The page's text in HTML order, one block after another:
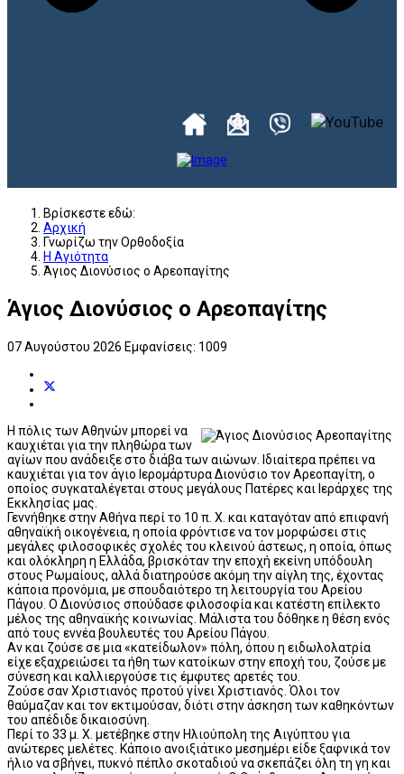
Βρίσκεστε εδώ:
Αρχική
Γνωρίζω την Ορθοδοξία
Η Αγιότητα
Άγιος Διονύσιος ο Αρεοπαγίτης
Άγιος Διονύσιος ο Αρεοπαγίτης
07 Αυγούστου 2026 Εμφανίσεις: 1009
Η πόλις των Αθηνών μπορεί να
καυχιέται για την πληθώρα των
αγίων που ανάδειξε στο διάβα των αιώνων. Ιδιαίτερα πρέπει να
καυχιέται για τον άγιο Ιερομάρτυρα Διονύσιο τον Αρεοπαγίτη, ο
οποίος συγκαταλέγεται στους μεγάλους Πατέρες και Ιεράρχες της
Εκκλησίας μας.
Γεννήθηκε στην Αθήνα περί το 10 π. Χ. και καταγόταν από επιφανή
αθηναϊκή οικογένεια, η οποία φρόντισε να τον μορφώσει στις
μεγάλες φιλοσοφικές σχολές του κλεινού άστεως, η οποία, όπως
και ολόκληρη η Ελλάδα, βρισκόταν την εποχή εκείνη υπόδουλη
στους Ρωμαίους, αλλά διατηρούσε ακόμη την αίγλη της, έχοντας
κάποια προνόμια, με σπουδαιότερο τη λειτουργία του Αρείου
Πάγου. Ο Διονύσιος σπούδασε φιλοσοφία και κατέστη επίλεκτο
μέλος της αθηναϊκής κοινωνίας. Μάλιστα του δόθηκε η θέση ενός
από τους εννέα βουλευτές του Αρείου Πάγου.
Αν και ζούσε σε μια «κατείδωλον» πόλη, όπου η ειδωλολατρία
είχε εξαχρειώσει τα ήθη των κατοίκων στην εποχή του, ζούσε με
σύνεση και καλλιεργούσε τις έμφυτες αρετές του.
Ζούσε σαν Χριστιανός προτού γίνει Χριστιανός. Όλοι τον
θαύμαζαν και τον εκτιμούσαν, διότι στην άσκηση των καθηκόντων
του απέδιδε δικαιοσύνη.
Περί το 33 μ. Χ. μετέβηκε στην Ηλιούπολη της Αιγύπτου για
ανώτερες μελέτες. Κάποιο ανοιξιάτικο μεσημέρι είδε ξαφνικά τον
ήλιο να σβήνει, πυκνό πέπλο σκοταδιού να σκεπάζει όλη τη γη και